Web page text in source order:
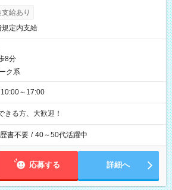
給あり
規定内支給
8分
ク系
～17:00
きる方、大歓迎！
書不要 / 40～50代活躍中
応募する 詳細へ